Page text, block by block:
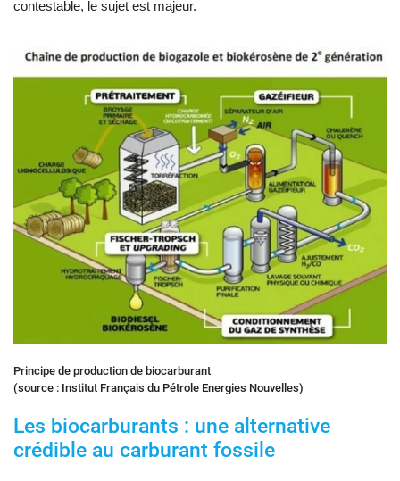
contestable, le sujet est majeur.
Principe de production de biocarburant
(source : Institut Français du Pétrole Energies Nouvelles)
Les biocarburants : une alternative
crédible au carburant fossile